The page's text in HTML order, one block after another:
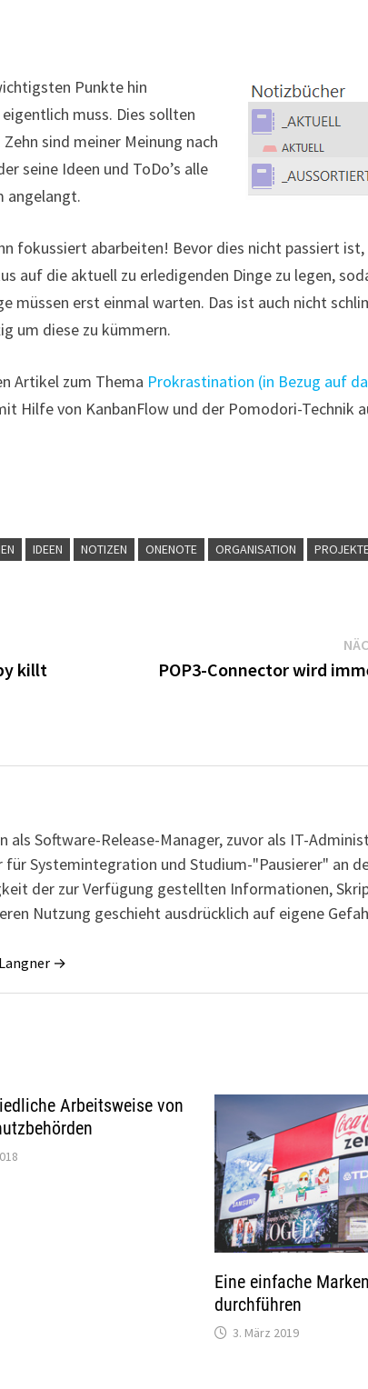
Punkte hin
muss. Dies sollten
sind meiner Meinung nach
seine Ideen und ToDo’s alle
angelangt.
fokussiert abarbeiten! Bevor dies nicht passiert
auf die aktuell zu erledigenden Dinge zu legen,
müssen erst einmal warten. Das ist auch nicht
um diese zu kümmern.
Artikel zum Thema Prokrastination (in Bezug auf
Hilfe von KanbanFlow und der Pomodori-Technik
IDEEN NOTIZEN ONENOTE ORGANISATION
killt
POP3-Connector wird
als Software-Release-Manager, zuvor als IT-
Systemintegration und Studium-"Pausierer" an
der zur Verfügung gestellten Informationen,
Nutzung geschieht ausdrücklich auf eigene
→
Arbeitsweise von
Eine einfache
durchführen
3. März 2019